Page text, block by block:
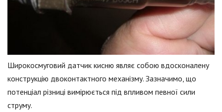
Широкосмуговий датчик кисню являє собою вдосконалену
конструкцію двоконтактного механізму. Зазначимо, що
потенціал різниці вимірюється під впливом певної сили
струму.